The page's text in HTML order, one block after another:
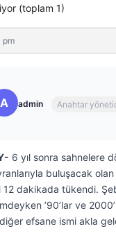
(toplam 1)
pm
A admin Anahtar
6 yıl sonra sahnelere
buluşacak olan
12 dakikada tükendi.
’90’lar ve
efsane ismi akla